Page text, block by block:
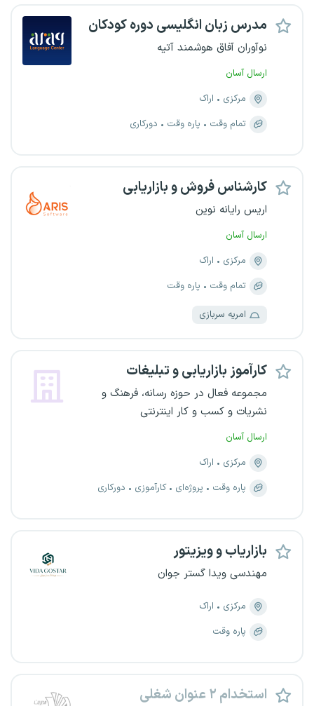
مدرس زبان انگلیسی دوره کودکان
نوآوران آفاق هوشمند آتیه
ارسال آسان
مرکزی
اراک
تمام وقت
پاره وقت دورکاری
کارشناس فروش و بازاریابی
اریس رایانه نوین
ارسال آسان
مرکزی
اراک
تمام وقت
پاره وقت
امریه سربازی
کارآموز بازاریابی و تبلیغات
مجموعه فعال در حوزه رسانه، فرهنگ و
نشریات و کسب و کار اینترنتی
ارسال آسان
مرکزی
اراک
پاره وقت
پروژه‌ای کارآموزی دورکاری
بازاریاب و ویزیتور
مهندسی ویدا گستر جوان
مرکزی
اراک
پاره وقت
استخدام ۲ عنوان شغلی